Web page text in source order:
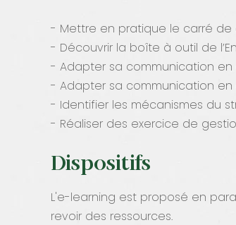
- Mettre en pratique le carré de
- Découvrir la boîte à outil de
- Adapter sa communication
- Adapter sa communication
- Identifier les mécanismes du
- Réaliser des exercice de
Dispositifs
L'e-learning est proposé en
revoir des ressources.